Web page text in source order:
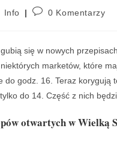
Info 0 Komentarzy
się w nowych
marketów, które
do godz. 16. Teraz
do 14. Część z nich
otwartych w Wielką